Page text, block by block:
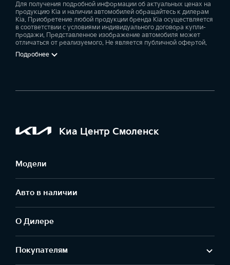
Для получения подробной информации об актуальных ценах на
продукцию Kia и наличии автомобилей обращайтесь к дилерам
Kia. Приобретение любой продукции бренда Kia осуществляется
в соответствии с условиями индивидуального договора купли-
продажи. Представленное изображение автомобиля может
отличаться от реализуемого. Не является публичной офертой.
Подробнее
Киа Центр Смоленск
Модели
Авто в наличии
О Дилере
Покупателям